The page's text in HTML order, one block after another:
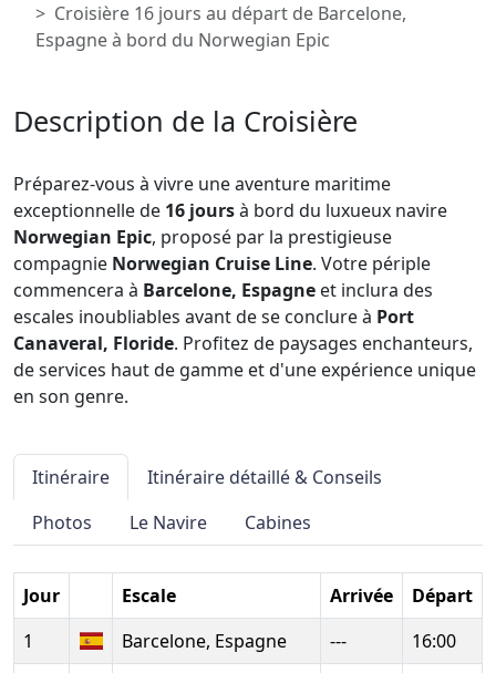
Croisière 16 jours au départ de Barcelone,
Espagne à bord du Norwegian Epic
Description de la Croisière
Préparez-vous à vivre une aventure maritime
exceptionnelle de 16 joursà bord du luxueux navire
Norwegian Epic, proposé par la prestigieuse
compagnie Norwegian Cruise Line. Votre périple
commencera à Barcelone, Espagne et inclura des
escales inoubliables avant de se conclure à Port
Canaveral, Floride. Profitez de paysages enchanteurs,
de services haut de gamme et d'une expérience unique
en son genre.
Itinéraire
Itinéraire détaillé & Conseils
Photos
Le Navire Cabines
Jour Escale Arrivée
Départ
1
Barcelone, Espagne ---
16:00